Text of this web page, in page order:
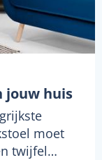
jouw huis
moet
twijfel…